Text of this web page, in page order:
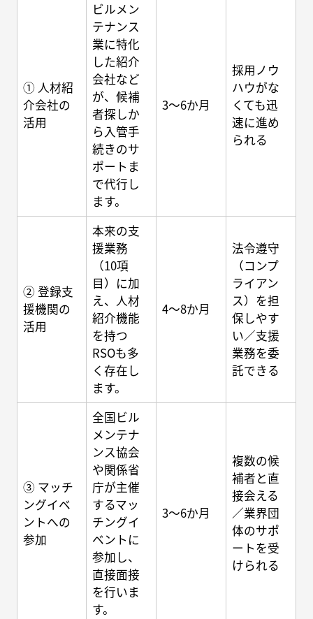
① 人材紹
介会社の
活用
ビルメン
テナンス
業に特化
した紹介
会社など
が、候補
者探しか
ら入管手
続きのサ
ポートま
で代行し
ます。
3～6か月
採用ノウ
ハウがな
くても迅
速に進め
られる
② 登録支
援機関の
活用
本来の支
援業務
（10項
目）に加
え、人材
紹介機能
を持つ
RSOも多
く存在し
ます。
4～8か月
法令遵守
（コンプ
ライアン
ス）を担
保しやす
い／支援
業務を委
託できる
③ マッチ
ングイベ
ントへの
参加
全国ビル
メンテナ
ンス協会
や関係省
庁が主催
するマッ
チングイ
ベントに
参加し、
直接面接
を行いま
す。
3～6か月
複数の候
補者と直
接会える
／業界団
体のサポ
ートを受
けられる